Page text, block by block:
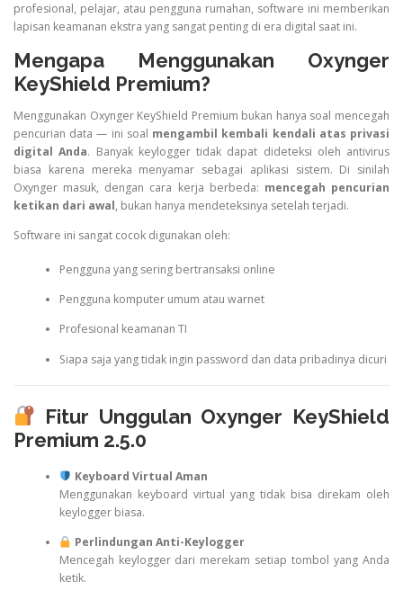
profesional, pelajar, atau pengguna rumahan, software ini memberikan
lapisan keamanan ekstra yang sangat penting di era digital saat ini.
Mengapa Menggunakan Oxynger
KeyShield Premium?
Menggunakan Oxynger KeyShield Premium bukan hanya soal mencegah
pencurian data — ini soal mengambil kembali kendali atas privasi
digital Anda. Banyak keylogger tidak dapat dideteksi oleh antivirus
biasa karena mereka menyamar sebagai aplikasi sistem. Di sinilah
Oxynger masuk, dengan cara kerja berbeda: mencegah pencurian
ketikan dari awal, bukan hanya mendeteksinya setelah terjadi.
Software ini sangat cocok digunakan oleh:
Pengguna yang sering bertransaksi online
Pengguna komputer umum atau warnet
Profesional keamanan TI
Siapa saja yang tidak ingin password dan data pribadinya dicuri
Fitur Unggulan Oxynger KeyShield
Premium 2.5.0
Keyboard Virtual Aman
Menggunakan keyboard virtual yang tidak bisa direkam oleh
keylogger biasa.
Perlindungan Anti-Keylogger
Mencegah keylogger dari merekam setiap tombol yang Anda
ketik.